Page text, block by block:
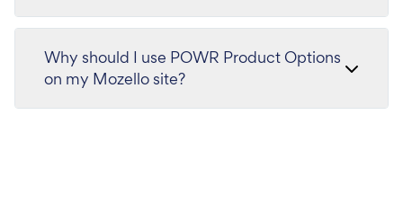
Why should I use POWR Product Options
on my Mozello site?